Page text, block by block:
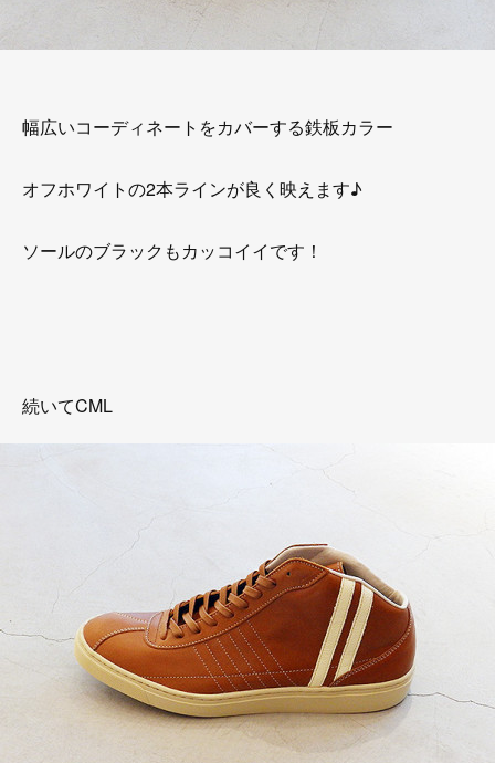
幅広いコーディネートをカバーする鉄板カラー
オフホワイトの2本ラインが良く映えます♪
ソールのブラックもカッコイイです！
続いてCML